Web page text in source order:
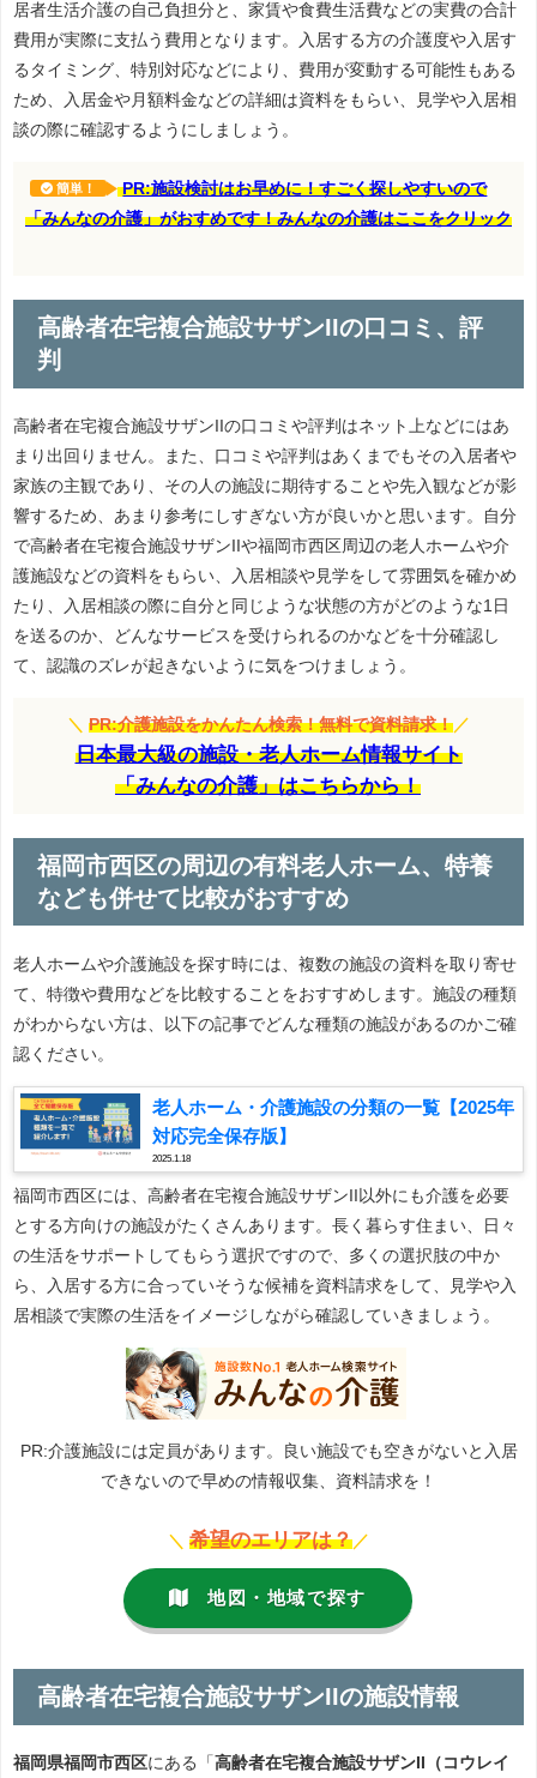
居者生活介護の自己負担分と、家賃や食費生活費などの実費の合計
費用が実際に支払う費用となります。入居する方の介護度や入居す
るタイミング、特別対応などにより、費用が変動する可能性もある
ため、入居金や月額料金などの詳細は資料をもらい、見学や入居相
談の際に確認するようにしましょう。
簡単！
PR:施設検討はお早めに！すごく探しやすいので
「みんなの介護」がおすめです！みんなの介護はここをクリック
高齢者在宅複合施設サザンIIの口コミ、評
判
高齢者在宅複合施設サザンIIの口コミや評判はネット上などにはあ
まり出回りません。また、口コミや評判はあくまでもその入居者や
家族の主観であり、その人の施設に期待することや先入観などが影
響するため、あまり参考にしすぎない方が良いかと思います。自分
で高齢者在宅複合施設サザンIIや福岡市西区周辺の老人ホームや介
護施設などの資料をもらい、入居相談や見学をして雰囲気を確かめ
たり、入居相談の際に自分と同じような状態の方がどのような1日
を送るのか、どんなサービスを受けられるのかなどを十分確認し
て、認識のズレが起きないように気をつけましょう。
＼ PR:介護施設をかんたん検索！無料で資料請求！ ／
日本最大級の施設・老人ホーム情報サイト
「みんなの介護」はこちらから！
福岡市西区の周辺の有料老人ホーム、特養
なども併せて比較がおすすめ
老人ホームや介護施設を探す時には、複数の施設の資料を取り寄せ
て、特徴や費用などを比較することをおすすめします。施設の種類
がわからない方は、以下の記事でどんな種類の施設があるのかご確
認ください。
老人ホーム・介護施設の分類の一覧【2025年
対応完全保存版】
2025.1.18
福岡市西区には、高齢者在宅複合施設サザンII以外にも介護を必要
とする方向けの施設がたくさんあります。長く暮らす住まい、日々
の生活をサポートしてもらう選択ですので、多くの選択肢の中か
ら、入居する方に合っていそうな候補を資料請求をして、見学や入
居相談で実際の生活をイメージしながら確認していきましょう。
PR:介護施設には定員があります。良い施設でも空きがないと入居
できないので早めの情報収集、資料請求を！
＼ 希望のエリアは？ ／
地図・地域で探す
高齢者在宅複合施設サザンIIの施設情報
福岡県福岡市西区にある「 高齢者在宅複合施設サザンII（コウレイ